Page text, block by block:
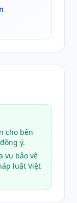
cho bên
ý.
vụ bảo vệ
luật Việt